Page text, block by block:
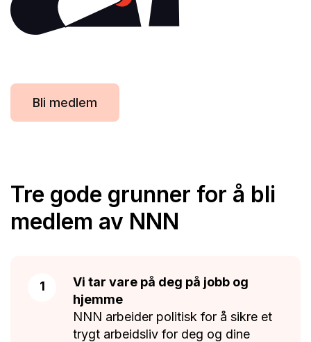
Bli medlem
Tre gode grunner for å bli
medlem av NNN
Vi tar vare på deg på jobb og
hjemme
NNN arbeider politisk for å sikre et
trygt arbeidsliv for deg og dine